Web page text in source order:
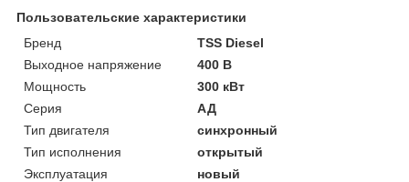
Пользовательские характеристики
Бренд
TSS Diesel
Выходное напряжение
400 В
Мощность
300 кВт
Серия
АД
Тип двигателя
синхронный
Тип исполнения
открытый
Эксплуатация
новый